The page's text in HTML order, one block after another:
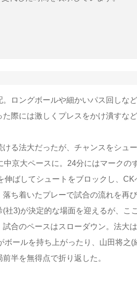
ロングボールや細かいパス回しな
際には激しくプレスをかけ潰すな
る法大だったが、チャンスをシュ
京大ペースに。24分にはマークの
伸ばしてシュートをブロックし、
ち着いたプレーで試合の流れを再
社3)が決定的な場面を迎えるが、こ
合のペースはスローダウン。法大
ボールを持ち上がったり、山田将之
半を無得点で折り返した。